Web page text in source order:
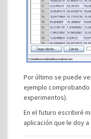
Por último se puede
ejemplo
experimentos).
En el futuro escribiré
aplicación que le doy